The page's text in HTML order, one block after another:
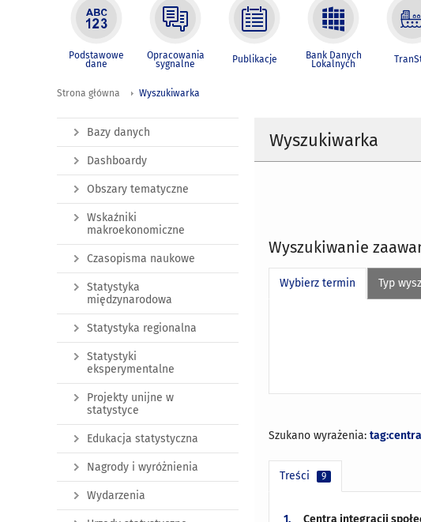
Podstawowe
dane
Opracowania
sygnalne Publikacje Bank Danych
Lokalnych
Strona główna Wyszukiwarka
Wyszukiwarka
Wyszukiwanie
Wybierz termin Typ
Szukano wyrażenia:
Treści 9
1. Centra integracji
Bazy danych
Dashboardy
Obszary tematyczne
Wskaźniki
makroekonomiczne
Czasopisma naukowe
Statystyka
międzynarodowa
Statystyka regionalna
Statystyki
eksperymentalne
Projekty unijne w
statystyce
Edukacja statystyczna
Nagrody i wyróżnienia
Wydarzenia